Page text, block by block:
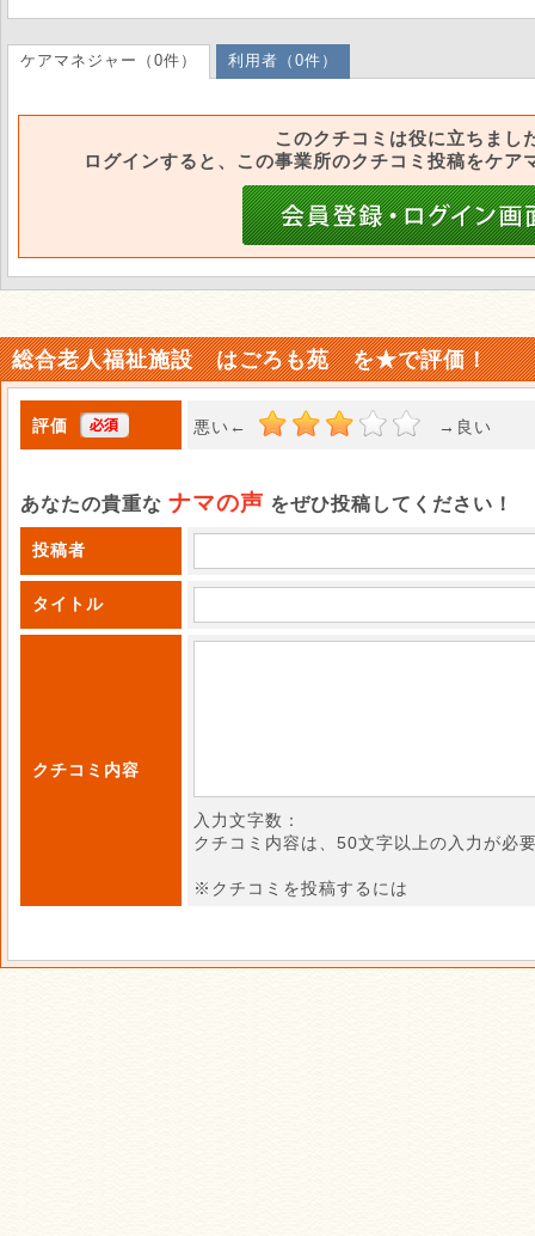
ケアマネジャー（0件） 利用者（0件）
このクチコミは役に立ちまし
ログインすると、この事業所のクチコミ投稿をケア
総合老人福祉施設 はごろも苑 を★で評価！
評価 悪い← →良い ★
あなたの貴重な ナマの声 をぜひ投稿してください！
投稿者
タイトル
クチコミ内容
入力文字数：
クチコミ内容は、50文字以上の入力が必
※クチコミを投稿するには